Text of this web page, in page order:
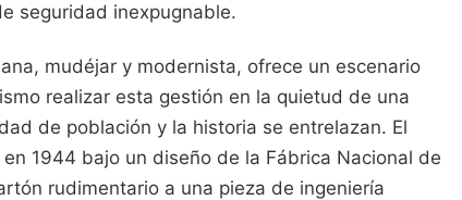
seguridad inexpugnable.
mudéjar y modernista, ofrece un escenario
realizar esta gestión en la quietud de una
de población y la historia se entrelazan. El
1944 bajo un diseño de la Fábrica Nacional de
rudimentario a una pieza de ingeniería